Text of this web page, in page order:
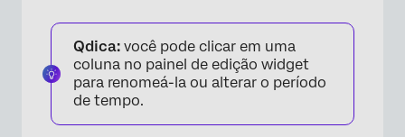
Qdica: você pode clicar em uma
coluna no painel de edição widget
para renomeá-la ou alterar o período
de tempo.